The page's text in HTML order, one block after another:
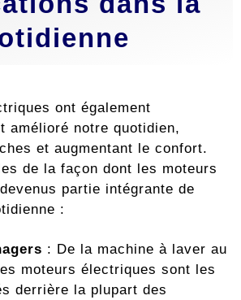
ont également
amélioré notre quotidien,
et augmentant le confort.
de la façon dont les moteurs
partie intégrante de
:
: De la machine à laver au
moteurs électriques sont les
derrière la plupart des